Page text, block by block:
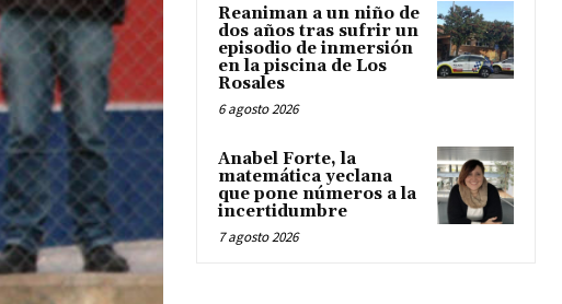
Reaniman a un niño de
dos años tras sufrir un
episodio de inmersión
en la piscina de Los
Rosales
6 agosto 2026
Anabel Forte, la
matemática yeclana
que pone números a la
incertidumbre
7 agosto 2026